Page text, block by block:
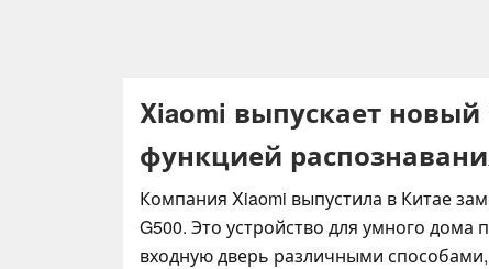
Xiaomi выпускает
функцией
Компания Xiaomi выпустила в Китае
G500. Это устройство для умного дома
входную дверь различными